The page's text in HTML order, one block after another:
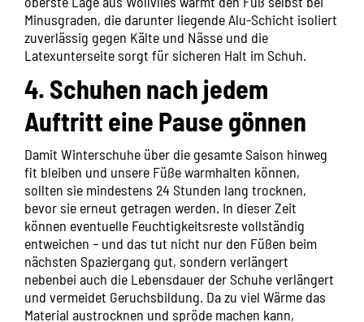
Minusgraden, die darunter liegende Alu-Schicht isoliert
zuverlässig gegen Kälte und Nässe und die
Latexunterseite sorgt für sicheren Halt im Schuh.
4. Schuhen nach jedem
Auftritt eine Pause gönnen
Damit Winterschuhe über die gesamte Saison hinweg
fit bleiben und unsere Füße warmhalten können,
sollten sie mindestens 24 Stunden lang trocknen,
bevor sie erneut getragen werden. In dieser Zeit
können eventuelle Feuchtigkeitsreste vollständig
entweichen – und das tut nicht nur den Füßen beim
nächsten Spaziergang gut, sondern verlängert
nebenbei auch die Lebensdauer der Schuhe verlängert
und vermeidet Geruchsbildung. Da zu viel Wärme das
Material austrocknen und spröde machen kann,